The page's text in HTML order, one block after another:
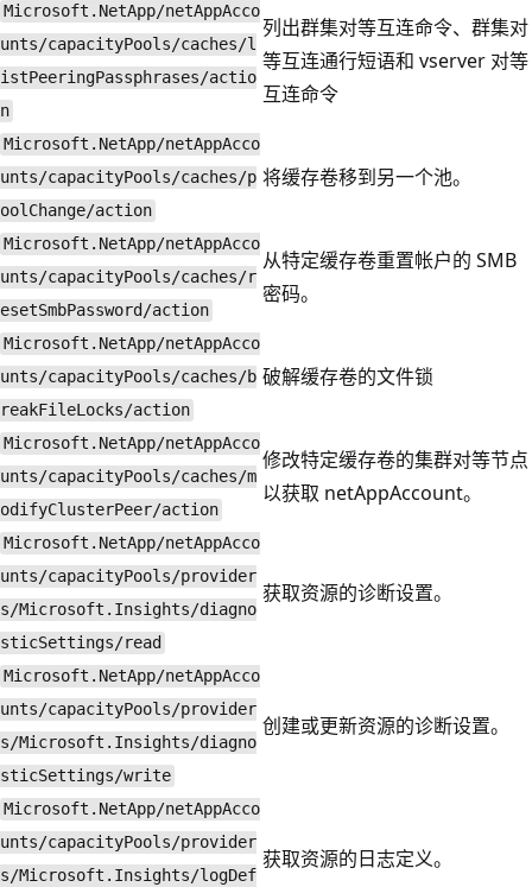
Microsoft.NetApp/netAppAcco
unts/capacityPools/caches/l
istPeeringPassphrases/actio
n
列出群集对等互连命令、群集对
等互连通行短语和 vserver 对等
互连命令
Microsoft.NetApp/netAppAcco
unts/capacityPools/caches/p
oolChange/action
将缓存卷移到另一个池。
Microsoft.NetApp/netAppAcco
unts/capacityPools/caches/r
esetSmbPassword/action
从特定缓存卷重置帐户的 SMB
密码。
Microsoft.NetApp/netAppAcco
unts/capacityPools/caches/b
reakFileLocks/action
破解缓存卷的文件锁
Microsoft.NetApp/netAppAcco
unts/capacityPools/caches/m
odifyClusterPeer/action
修改特定缓存卷的集群对等节点
以获取 netAppAccount。
Microsoft.NetApp/netAppAcco
unts/capacityPools/provider
s/Microsoft.Insights/diagno
sticSettings/read
获取资源的诊断设置。
Microsoft.NetApp/netAppAcco
unts/capacityPools/provider
s/Microsoft.Insights/diagno
sticSettings/write
创建或更新资源的诊断设置。
Microsoft.NetApp/netAppAcco
unts/capacityPools/provider
s/Microsoft.Insights/logDef
获取资源的日志定义。